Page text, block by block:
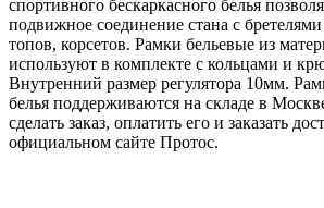
спортивного бескаркасного белья
подвижное соединение стана с бретелями
топов, корсетов. Рамки бельевые из
используют в комплекте с кольцами и
Внутренний размер регулятора 10мм.
белья поддерживаются на складе в
сделать заказ, оплатить его и заказать
официальном сайте Протос.